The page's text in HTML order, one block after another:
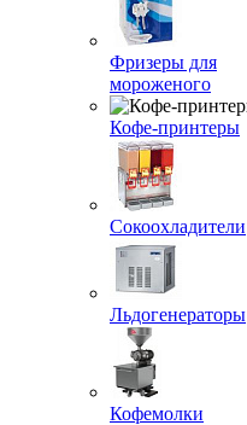
Фризеры для
мороженого
Кофе-принтеры
Сокоохладители
Льдогенераторы
Кофемолки